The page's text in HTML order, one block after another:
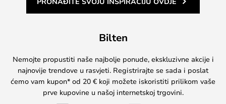
Bilten
Nemojte propustiti naše najbolje ponude, ekskluzivne akcije i
najnovije trendove u rasvjeti. Registrirajte se sada i poslat
ćemo vam kupon* od 20 € koji možete iskoristiti prilikom vaše
prve kupovine u našoj internetskoj trgovini.